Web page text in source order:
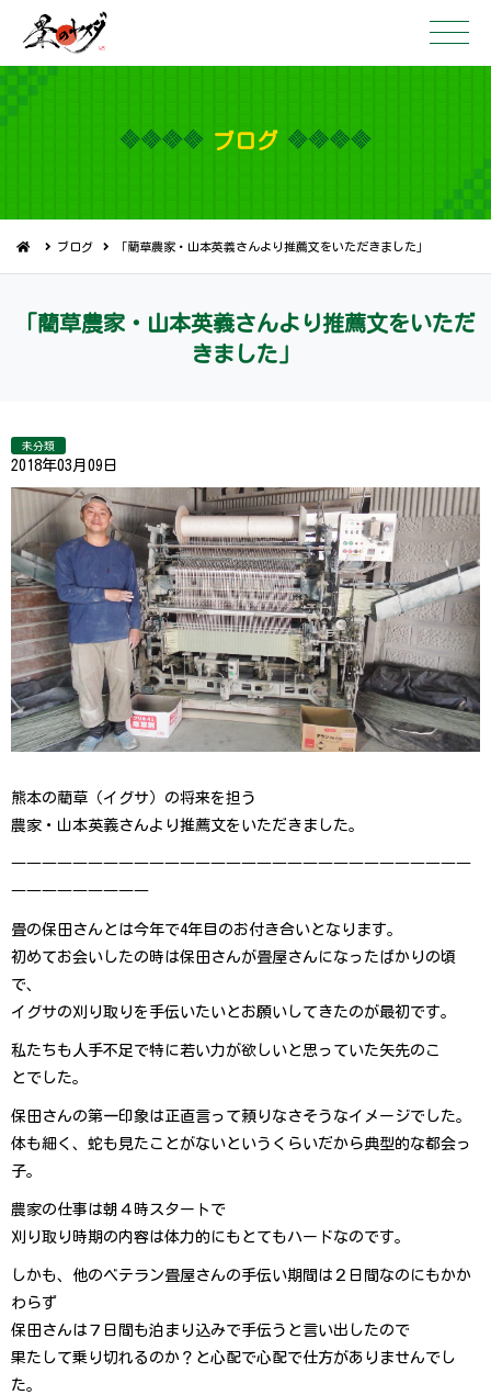
ブ ロ グ
ブログ 「藺草農家・山本英義さんより推薦文をいただきました」
「藺草農家・山本英義さんより推薦文をいただ
き ま し た 」
未分類
2018年03月09日
熊本の藺草（イグサ）の将来を担う
農家・山本英義さんより推薦文をいただきました。
――――――――――――――――――――――――――――――
――――― ― ― ― ―
畳の保田さんとは今年で4年目のお付き合いとなります。
初めてお会いしたの時は保田さんが畳屋さんになったばかりの頃
で、
イグサの刈り取りを手伝いたいとお願いしてきたのが最初です。
私たちも人手不足で特に若い力が欲しいと思っていた矢先のこ
と で し た 。
保田さんの第一印象は正直言って頼りなさそうなイメージでした。
体も細く、蛇も見たことがないというくらいだから典型的な都会っ
子。
農家の仕事は朝４時スタートで
刈り取り時期の内容は体力的にもとてもハードなのです。
しかも、他のベテラン畳屋さんの手伝い期間は２日間なのにもかか
わらず
保田さんは７日間も泊まり込みで手伝うと言い出したので
果たして乗り切れるのか？と心配で心配で仕方がありませんでし
た。